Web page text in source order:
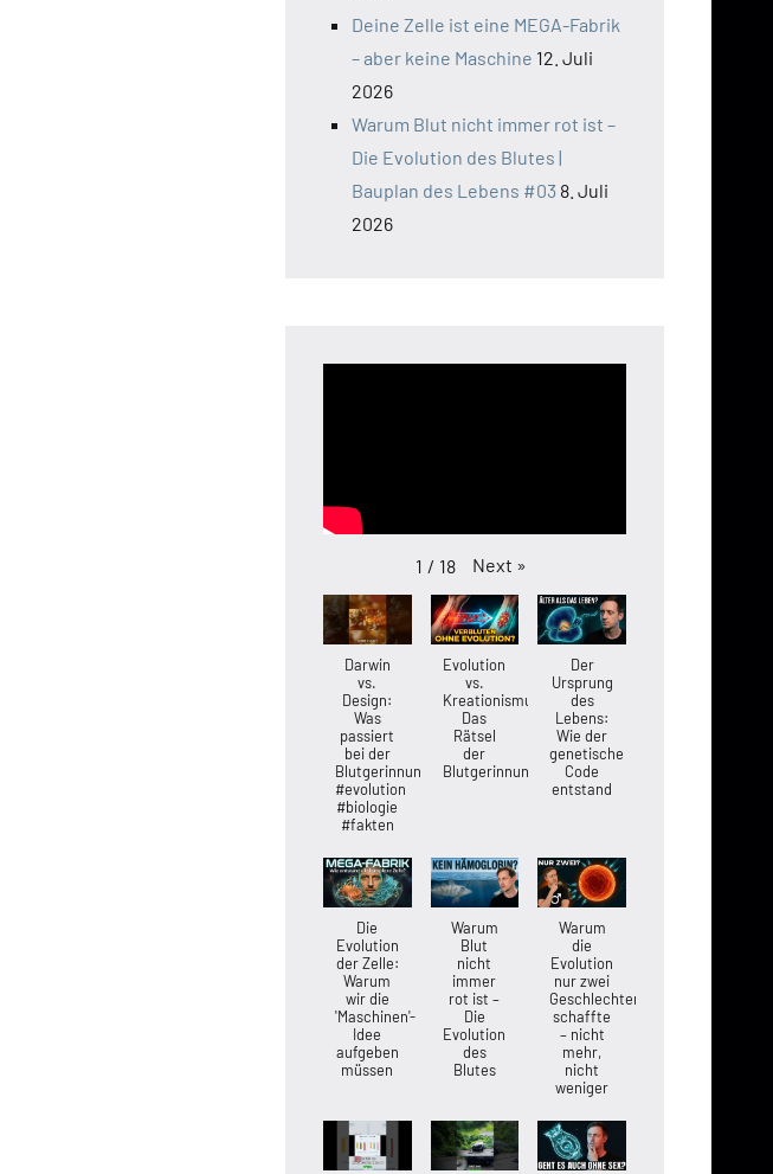
Deine Zelle ist eine MEGA-Fabrik
– aber keine Maschine 12. Juli
2026
Warum Blut nicht immer rot ist –
Die Evolution des Blutes |
Bauplan des Lebens #03 8. Juli
2026
1 / 18 Next »
Darwin
vs.
Design:
Was
passiert
bei der
Blutgerinnung?
#evolution
#biologie
#fakten
Evolution
vs.
Kreationismus:
Das
Rätsel
der
Blutgerinnung
Der
Ursprung
des
Lebens:
Wie der
genetische
Code
entstand
Die
Evolution
der Zelle:
Warum
wir die
'Maschinen'-
Idee
aufgeben
müssen
Warum
Blut
nicht
immer
rot ist –
Die
Evolution
des
Blutes
Warum
die
Evolution
nur zwei
Geschlechter
schaffte
– nicht
mehr,
nicht
weniger